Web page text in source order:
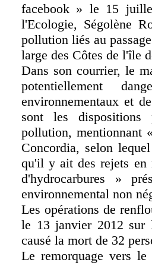
facebook » le 15
l'Ecologie, Ségolène
pollution liés au
large des Côtes de l'île
Dans son courrier, le
potentiellement
environnementaux et
sont les dispositions
pollution, mentionnant
Concordia, selon
qu'il y ait des rejets en
d'hydrocarbures »
environnemental non
Les opérations de
le 13 janvier 2012
causé la mort de 32
Le remorquage vers